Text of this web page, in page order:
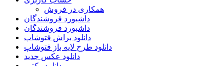
همکاری در فروش
داشبورد فروشندگان
داشبورد فروشندگان
دانلود براش فتوشاپ
دانلود طرح لایه باز فتوشاپ
دانلود عکس جدید